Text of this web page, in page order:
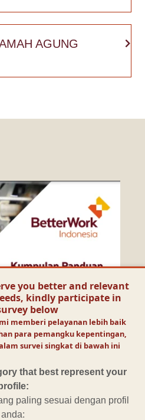
AGUNG
you better and relevant
kindly participate in
below
memberi pelayanan lebih baik
para pemangku kepentingan,
survei singkat di bawah ini
that best represent your
paling sesuai dengan profil
anda: